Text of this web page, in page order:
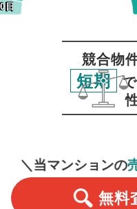
日
日
競合物
短期
＼当マンションの
無料